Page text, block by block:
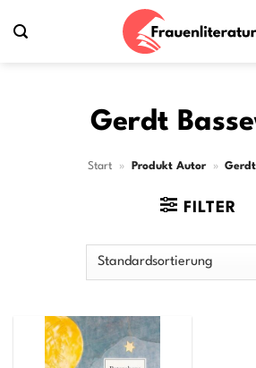
Inhalt
Gerdt
Start » Produkt Autor »
FILTER